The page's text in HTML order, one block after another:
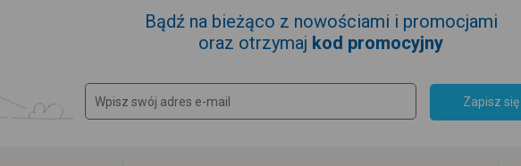
Bądź na bieżąco z nowościami i promocjami
oraz otrzymaj kod promocyjny
Zapisz się